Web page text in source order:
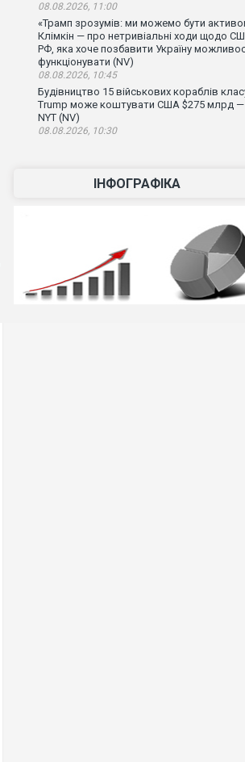
08.08.2026, 11:00
«Трамп зрозумів: ми можемо бути
Клімкін — про нетривіальні ходи щодо
РФ, яка хоче позбавити Україну
функціонувати (NV)
08.08.2026, 10:45
Будівництво 15 військових кораблів
Trump може коштувати США $275 млрд —
NYT (NV)
08.08.2026, 10:30
ІНФОГРАФІКА
Ворог завдав
двоє поранених. Ще
після атаки БПЛА по